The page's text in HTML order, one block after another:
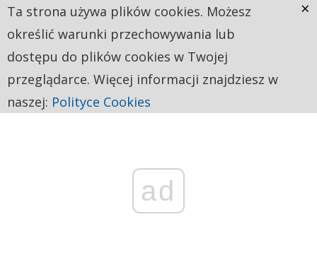
ad
Ta strona używa plików cookies. Możesz
określić warunki przechowywania lub
dostępu do plików cookies w Twojej
przeglądarce. Więcej informacji znajdziesz w
naszej: Polityce Cookies
×